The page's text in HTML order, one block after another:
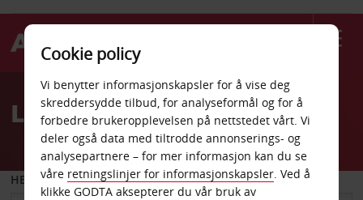
Welcome
AvisLeiebil Eskisehir
HENT FRA
Cookie policy
Vi benytter informasjonskapsler for å vise deg
skreddersydde tilbud, for analyseformål og for å
forbedre brukeropplevelsen på nettstedet vårt. Vi
deler også data med tiltrodde annonserings- og
analysepartnere – for mer informasjon kan du se
våre retningslinjer for informasjonskapsler. Ved å
klikke GODTA aksepterer du vår bruk av